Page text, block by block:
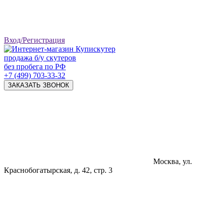
Вход/Регистрация
продажа б/у скутеров
без пробега по РФ
+7 (499) 703-33-32
ЗАКАЗАТЬ ЗВОНОК
Москва, ул.
Краснобогатырская, д. 42, стр. 3